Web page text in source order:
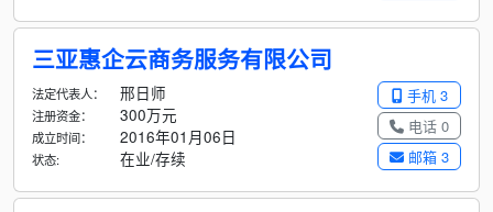
三亚惠企云商务服务有限公司
手机 3
电话 0
邮箱 3
法定代表人： 邢日师
注册资金： 300万元
成立时间： 2016年01月06日
状态: 在业/存续